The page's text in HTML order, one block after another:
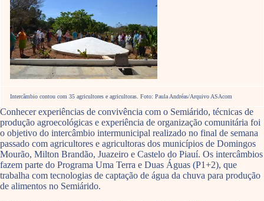
Intercâmbio contou com 35 agricultores e agricultoras. Foto: Paula Andréas/Arquivo ASAcom
Conhecer experiências de convivência com o Semiárido, técnicas de
produção agroecológicas e experiência de organização comunitária foi
o objetivo do intercâmbio intermunicipal realizado no final de semana
passado com agricultores e agricultoras dos municípios de Domingos
Mourão, Milton Brandão, Juazeiro e Castelo do Piauí. Os intercâmbios
fazem parte do Programa Uma Terra e Duas Águas (P1+2), que
trabalha com tecnologias de captação de água da chuva para produção
de alimentos no Semiárido.